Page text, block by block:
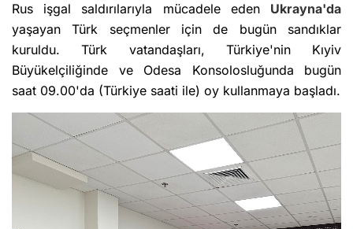
Rus işgal saldırılarıyla mücadele eden Ukrayna'da
yaşayan Türk seçmenler için de bugün sandıklar
kuruldu. Türk vatandaşları, Türkiye'nin Kıyiv
Büyükelçiliğinde ve Odesa Konsolosluğunda bugün
saat 09.00'da (Türkiye saati ile) oy kullanmaya başladı.